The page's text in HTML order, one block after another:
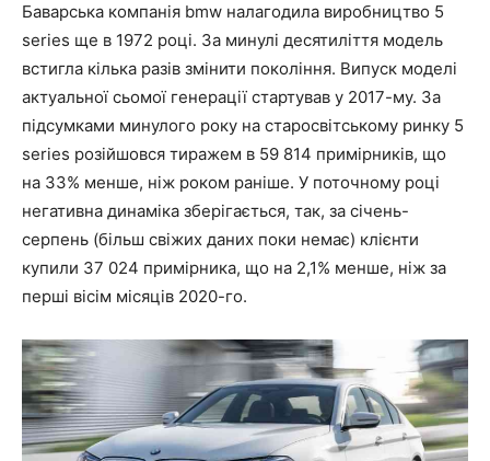
Баварська компанія bmw налагодила виробництво 5
series ще в 1972 році. За минулі десятиліття модель
встигла кілька разів змінити покоління. Випуск моделі
актуальної сьомої генерації стартував у 2017-му. За
підсумками минулого року на старосвітському ринку 5
series розійшовся тиражем в 59 814 примірників, що
на 33% менше, ніж роком раніше. У поточному році
негативна динаміка зберігається, так, за січень-
серпень (більш свіжих даних поки немає) клієнти
купили 37 024 примірника, що на 2,1% менше, ніж за
перші вісім місяців 2020-го.